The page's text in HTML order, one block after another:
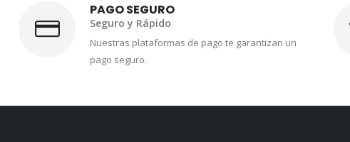
PAGO SEGURO
Seguro y Rápido
Nuestras plataformas de pago te garantizan un
pago seguro.